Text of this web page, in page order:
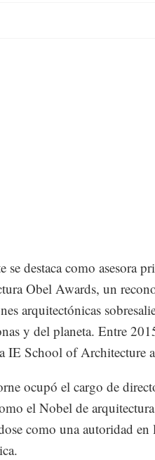
se destaca como asesora
Obel Awards, un
arquitectónicas
y del planeta. Entre
IE School of Architecture
ocupó el cargo de
el Nobel de
como una autoridad